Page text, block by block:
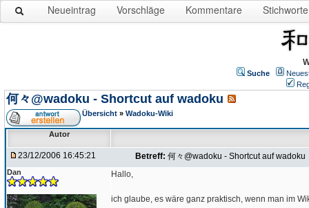
Neueintrag Vorschläge Kommentare Stichworte
Suche
何々@wadoku - Shortcut auf wadoku
Übersicht » Wadoku-Wiki
Autor
23/12/2006 16:45:21 Betreff: 何々@wadoku - Shortcut auf wadoku
Dan Hallo,
ich glaube, es wäre ganz praktisch, wenn man im